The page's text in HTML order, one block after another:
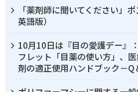
「薬剤師に聞いてください」
英語版）
10月10日は『目の愛護デー』
フレット「目薬の使い方」、
剤の適正使用ハンドブック－Q